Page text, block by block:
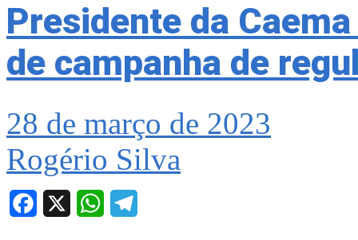
Presidente da
de campanha de
28 de março de 2023
Rogério Silva
Facebook WhatsApp